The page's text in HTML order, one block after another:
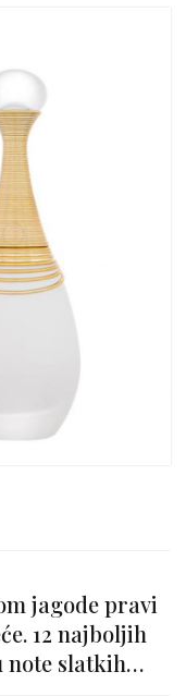
jagode pravi
12 najboljih
slatkih